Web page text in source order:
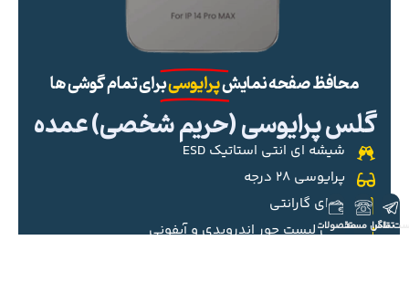
محافظ صفحه نمایشپرایوسیبرای تمام گوشی ها
گلس پرایوسی (حریم شخصی) عمده
شیشه ای انتی استاتیک ESD
پرایوسی ۲۸ درجه
دارای گارانتی
مدل لیست جور اندرویدی و آیفونی
تلگرام
تماس مستقیم
محصولات